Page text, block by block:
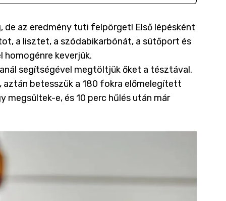
de az eredmény tuti felpörget! Első lépésként
a lisztet, a szódabikarbónát, a sütőport és
homogénre keverjük.
segítségével megtöltjük őket a tésztával.
betesszük a 180 fokra előmelegített
megsültek-e, és 10 perc hűlés után már